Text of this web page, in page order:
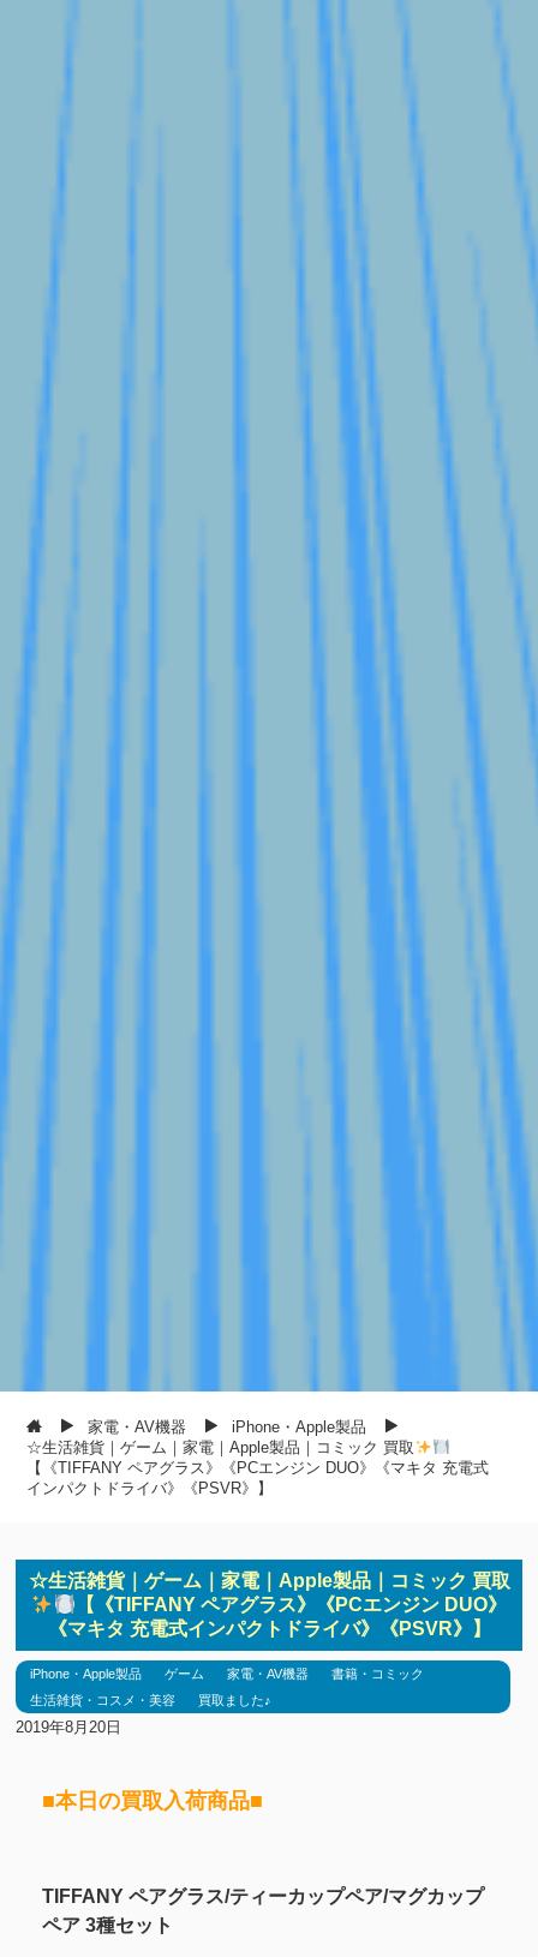
家電・AV機器
iPhone・Apple製品
☆生活雑貨｜ゲーム｜家電｜Apple製品｜コミック 買取
【《TIFFANY ペアグラス》《PCエンジン DUO》《マキタ 充電式
インパクトドライバ》《PSVR》】
☆生活雑貨｜ゲーム｜家電｜Apple製品｜コミック 買取
【《TIFFANY ペアグラス》《PCエンジン DUO》
《マキタ 充電式インパクトドライバ》《PSVR》】
iPhone・Apple製品 ゲーム 家電・AV機器
書籍・コミック
生活雑貨・コスメ・美容
買取ました♪
2019年8月20日
■本日の買取入荷商品■
TIFFANY ペアグラス/ティーカップペア/マグカップ
ペア 3種セット